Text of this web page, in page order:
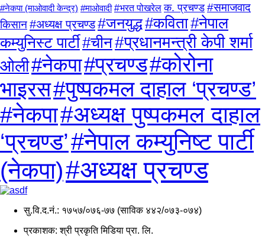
#नेकपा (माओवादी केन्द्र) #माओवादी #भरत पोखरेल क. प्रचण्ड#समाजवाद
किसान#अध्यक्ष प्रचण्ड#जनयुद्ध#कविता#नेपाल
कम्युनिस्ट पार्टी#चीन#प्रधानमन्त्री केपी शर्मा
ओली#नेकपा#प्रचण्ड#कोरोना
भाइरस#पुष्पकमल दाहाल ‘प्रचण्ड’
#नेकपा#अध्यक्ष पुष्पकमल दाहाल
‘प्रचण्ड’#नेपाल कम्युनिष्ट पार्टी
(नेकपा)#अध्यक्ष प्रचण्ड
सु.वि.द.नं.: १७५७/०७६-७७ (साविक ४४२/०७३-०७४)
प्रकाशक: श्री प्रकृति मिडिया प्रा. लि.